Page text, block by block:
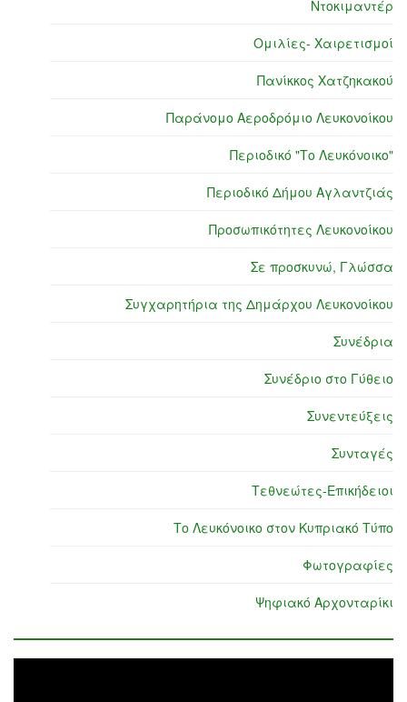
Ντοκιμαντέρ
Ομιλίες- Χαιρετισμοί
Πανίκκος Χατζηκακού
Παράνομο Αεροδρόμιο Λευκονοίκου
Περιοδικό "Το Λευκόνοικο"
Περιοδικό Δήμου Αγλαντζιάς
Προσωπικότητες Λευκονοίκου
Σε προσκυνώ, Γλώσσα
Συγχαρητήρια της Δημάρχου Λευκονοίκου
Συνέδρια
Συνέδριο στο Γύθειο
Συνεντεύξεις
Συνταγές
Τεθνεώτες-Επικήδειοι
Το Λευκόνοικο στον Κυπριακό Τύπο
Φωτογραφίες
Ψηφιακό Αρχονταρίκι